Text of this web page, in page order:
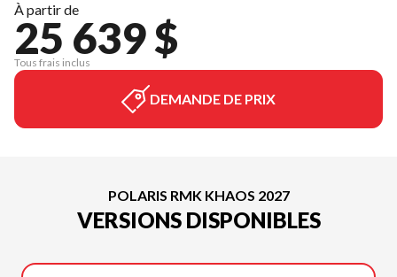
À partir de
25 639 $
Tous frais inclus
DEMANDE DE PRIX
POLARIS RMK KHAOS 2027
VERSIONS DISPONIBLES